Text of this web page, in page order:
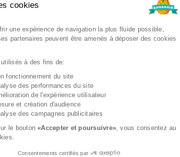
cookies
de Gestion du
une expérience de navigation la plus fluide possible,
partenaires peuvent être amenés à déposer des cookies
à des fins de:
du site
des performances du site
de l'expérience utilisateur
et création d'audience
des campagnes publicitaires
le bouton«Accepter et poursuivre» , vous consentez au
Consentements certifiés par
Axeptio consent